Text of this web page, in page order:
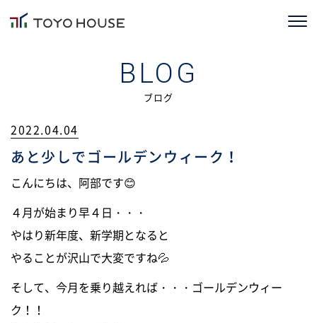
TOYOHOUSEの家づくり
施工事例
会社情報
ニュース
BLOG
ブログ
2022.04.04
あと少しでゴールデンウィーク！
こんにちは、阿部です😊
４月が始まり早４日・・・
やはり新年度、新学期となると
やることが沢山で大変ですね💦
そして、今月を乗り越えれば・・・ゴールデンウィー
ク！！